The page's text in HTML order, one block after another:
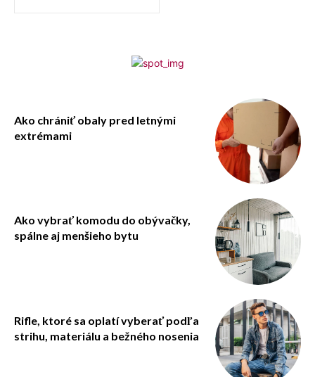
Ako chrániť obaly pred letnými
extrémami
Ako vybrať komodu do obývačky,
spálne aj menšieho bytu
Rifle, ktoré sa oplatí vyberať podľa
strihu, materiálu a bežného nosenia